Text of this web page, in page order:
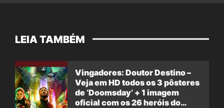
LEIA TAMBÉM
Vingadores: Doutor Destino –
Veja em HD todos os 3 pôsteres
de ‘Doomsday’ + 1 imagem
oficial com os 26 heróis do